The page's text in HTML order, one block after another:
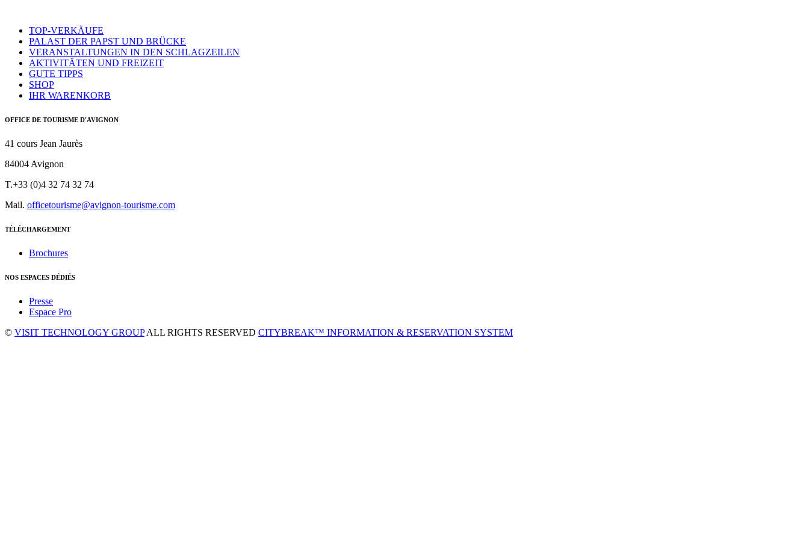
TOP-VERKÄUFE
PALAST DER PAPST UND BRÜCKE
VERANSTALTUNGEN IN DEN SCHLAGZEILEN
AKTIVITÄTEN UND FREIZEIT
GUTE TIPPS
SHOP
IHR WARENKORB
OFFICE DE TOURISME D'AVIGNON
41 cours Jean Jaurès
84004 Avignon
T.+33 (0)4 32 74 32 74
Mail. officetourisme@avignon-tourisme.com
TÉLÉCHARGEMENT
Brochures
NOS ESPACES DÉDIÉS
Presse
Espace Pro
© VISIT TECHNOLOGY GROUPALL RIGHTS RESERVED CITYBREAK™ INFORMATION & RESERVATION SYSTEM